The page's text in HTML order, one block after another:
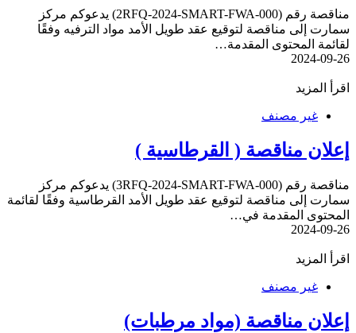
مناقصة رقم (2RFQ-2024-SMART-FWA-000) يدعوكم مركز
سمارت إلى مناقصة لتوقيع عقد طويل الأمد مواد الترفيه وفقًا
لقائمة المحتوى المقدمة…
2024-09-26
اقرأ المزيد
غير مصنف
إعلان مناقصة ( القرطاسية )
مناقصة رقم (3RFQ-2024-SMART-FWA-000) يدعوكم مركز
سمارت إلى مناقصة لتوقيع عقد طويل الأمد القرطاسية وفقًا لقائمة
المحتوى المقدمة في…
2024-09-26
اقرأ المزيد
غير مصنف
إعلان مناقصة (مواد مرطبات)